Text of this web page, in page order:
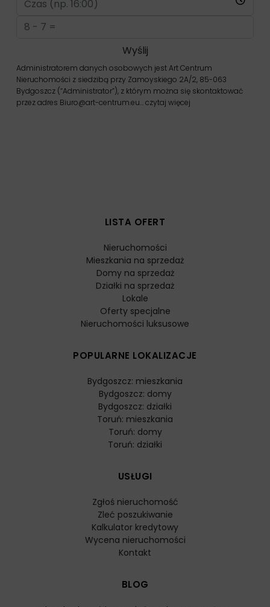
Administratorem danych osobowych jest Art Centrum
Nieruchomości z siedzibą przy Zamoyskiego 2A/2, 85-063
Bydgoszcz (“Administrator”), z którym można się skontaktować
przez adres Biuro@art-centrum.eu…czytaj więcej
LISTA OFERT
Nieruchomości
Mieszkania na sprzedaż
Domy na sprzedaż
Działki na sprzedaż
Lokale
Oferty specjalne
Nieruchomości luksusowe
POPULARNE LOKALIZACJE
Bydgoszcz: mieszkania
Bydgoszcz: domy
Bydgoszcz: działki
Toruń: mieszkania
Toruń: domy
Toruń: działki
USŁUGI
Zgłoś nieruchomość
Zleć poszukiwanie
Kalkulator kredytowy
Wycena nieruchomości
Kontakt
BLOG